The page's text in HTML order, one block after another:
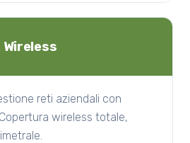
Wireless
reti aziendali con
wireless totale,